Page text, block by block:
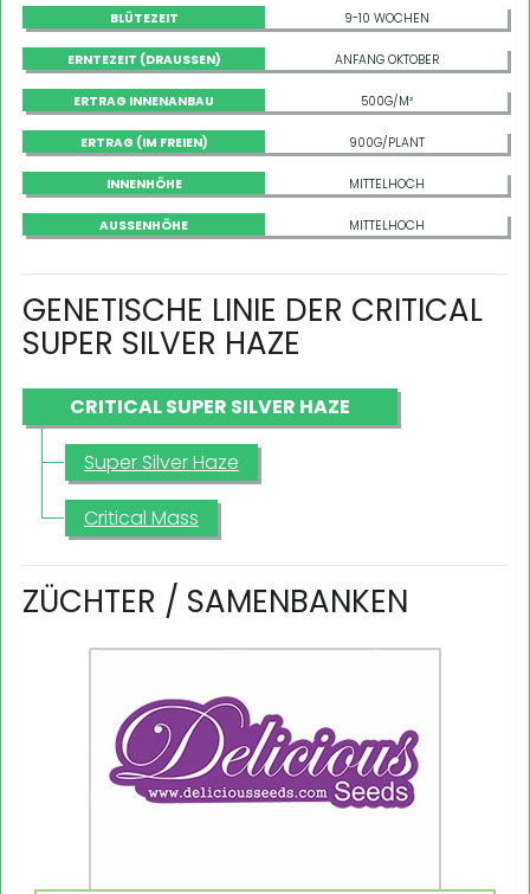
BLÜTEZEIT 9-10 WOCHEN
ERNTEZEIT (DRAUSSEN) ANFANG OKTOBER
ERTRAG INNENANBAU 500G/M²
ERTRAG (IM FREIEN) 900G/PLANT
INNENHÖHE MITTELHOCH
AUSSENHÖHE MITTELHOCH
GENETISCHE LINIE DER CRITICAL
SUPER SILVER HAZE
CRITICAL SUPER SILVER HAZE
Super Silver Haze
Critical Mass
ZÜCHTER / SAMENBANKEN